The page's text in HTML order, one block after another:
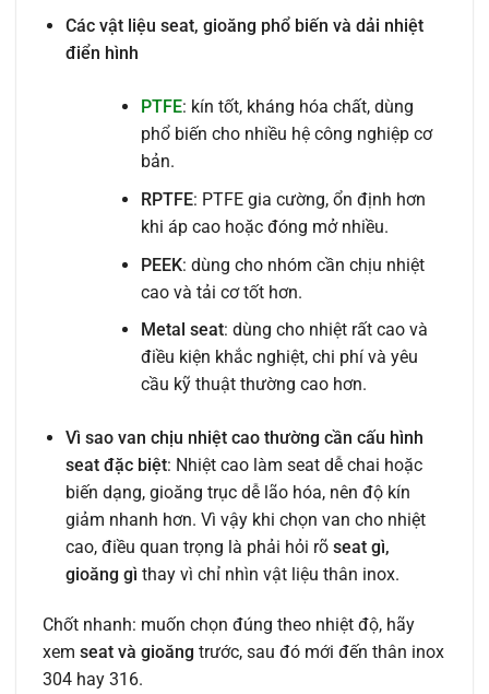
Các vật liệu seat, gioăng phổ biến và dải nhiệt
điển hình
PTFE: kín tốt, kháng hóa chất, dùng
phổ biến cho nhiều hệ công nghiệp cơ
bản.
RPTFE: PTFE gia cường, ổn định hơn
khi áp cao hoặc đóng mở nhiều.
PEEK: dùng cho nhóm cần chịu nhiệt
cao và tải cơ tốt hơn.
Metal seat: dùng cho nhiệt rất cao và
điều kiện khắc nghiệt, chi phí và yêu
cầu kỹ thuật thường cao hơn.
Vì sao van chịu nhiệt cao thường cần cấu hình
seat đặc biệt: Nhiệt cao làm seat dễ chai hoặc
biến dạng, gioăng trục dễ lão hóa, nên độ kín
giảm nhanh hơn. Vì vậy khi chọn van cho nhiệt
cao, điều quan trọng là phải hỏi rõ seat gì,
gioăng gì thay vì chỉ nhìn vật liệu thân inox.
Chốt nhanh: muốn chọn đúng theo nhiệt độ, hãy
xem seat và gioăng trước, sau đó mới đến thân inox
304 hay 316.